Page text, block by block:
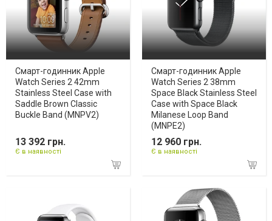
Смарт-годинник Apple
Watch Series 2 42mm
Stainless Steel Case with
Saddle Brown Classic
Buckle Band (MNPV2)
13 392 грн.
Є в наявності
Смарт-годинник Apple
Watch Series 2 38mm
Space Black Stainless Steel
Case with Space Black
Milanese Loop Band
(MNPE2)
12 960 грн.
Є в наявності